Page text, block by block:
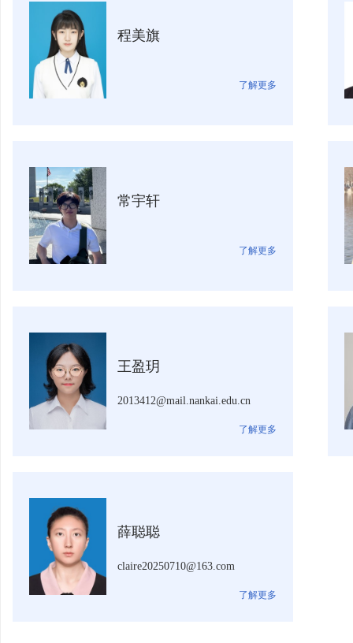
程美旗
了解更多
常宇轩
了解更多
王盈玥
2013412@mail.nankai.edu.cn
了解更多
薛聪聪
claire20250710@163.com
了解更多